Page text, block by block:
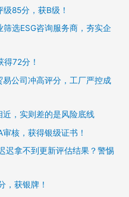
85分，获B级！
选ESG咨询服务商，夯实企
72分！
公司冲高评分，工厂严控成
近，实则差的是风险底线
核，获得银级证书！
迟拿不到更新评估结果？警惕
，获银牌！